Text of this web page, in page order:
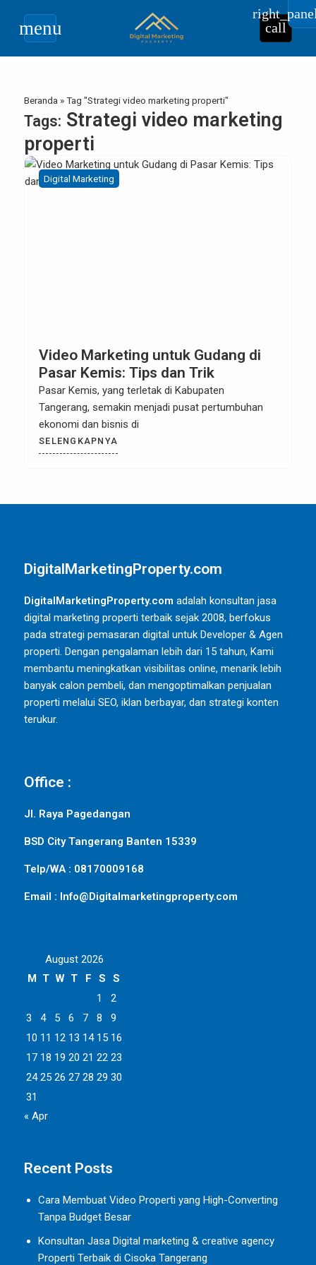
menu call
Beranda »Tag "Strategi video marketing properti"
Tags: Strategi video marketing
properti
Digital Marketing
Video Marketing untuk Gudang di
Pasar Kemis: Tips dan Trik
Pasar Kemis, yang terletak di Kabupaten
Tangerang, semakin menjadi pusat pertumbuhan
ekonomi dan bisnis di
SELENGKAPNYA
DigitalMarketingProperty.com
DigitalMarketingProperty.com adalah konsultan jasa
digital marketing properti terbaik sejak 2008, berfokus
pada strategi pemasaran digital untuk Developer & Agen
properti. Dengan pengalaman lebih dari 15 tahun, Kami
membantu meningkatkan visibilitas online, menarik lebih
banyak calon pembeli, dan mengoptimalkan penjualan
properti melalui SEO, iklan berbayar, dan strategi konten
terukur.
Office :
Jl. Raya Pagedangan
BSD City Tangerang Banten 15339
Telp/WA : 08170009168
Email : Info@Digitalmarketingproperty.com
August 2026
M T W T F S
S
1
2
3
4 5 6 7 8
9
10 11 12 13 14 15 16
17 18 19 20 21 22 23
24 25 26 27 28 29 30
31
« Apr
Recent Posts
Cara Membuat Video Properti yang High-Converting
Tanpa Budget Besar
Konsultan Jasa Digital marketing & creative agency
Properti Terbaik di Cisoka Tangerang